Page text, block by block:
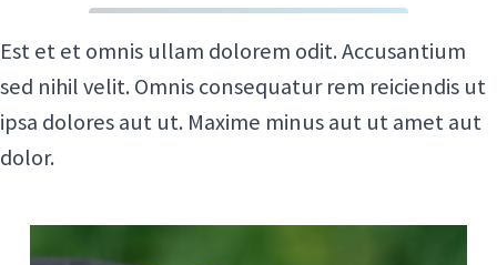
Est et et omnis ullam dolorem odit. Accusantium
sed nihil velit. Omnis consequatur rem reiciendis ut
ipsa dolores aut ut. Maxime minus aut ut amet aut
dolor.